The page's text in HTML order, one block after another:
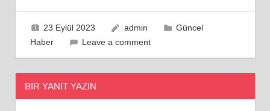
23 Eylül 2023 admin
Güncel
Haber
Leave a comment
BIR YANIT YAZIN